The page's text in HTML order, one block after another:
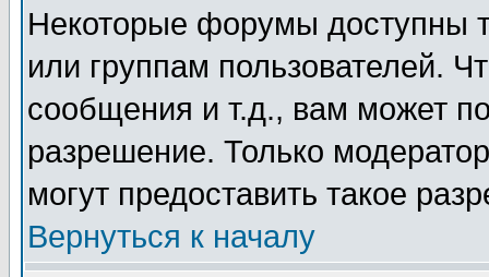
Некоторые форумы доступны
или группам пользователей.
сообщения и т.д., вам может
разрешение. Только
могут предоставить такое
Вернуться к началу